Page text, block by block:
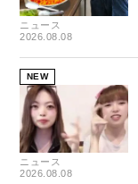
ニュース
2026.08.08
NEW
ニュース
2026.08.08